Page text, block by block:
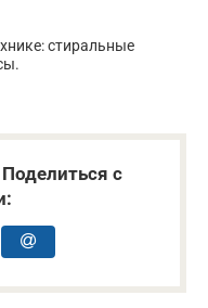
стиральные
с